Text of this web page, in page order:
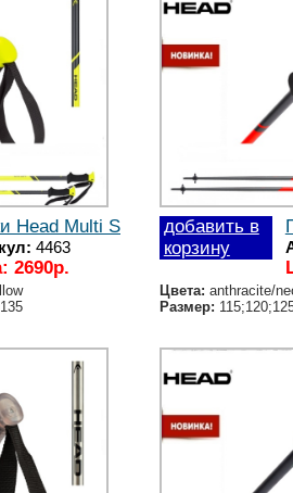
Head Multi S
4463
2690р.
добавить в
корзину
Цвета: anthracite/
Размер: